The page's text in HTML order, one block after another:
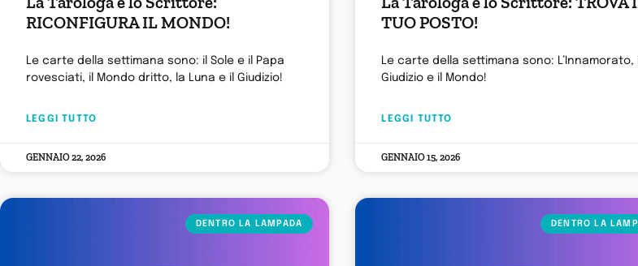
RICONFIGURA IL MONDO!
Le carte della settimana sono: il Sole e il Papa
rovesciati, il Mondo dritto, la Luna e il Giudizio!
LEGGI TUTTO
GENNAIO 22, 2026
TUO POSTO!
Le carte della settimana sono: L’Innamorato,
Giudizio e il Mondo!
LEGGI TUTTO
GENNAIO 15, 2026
DENTRO LA LAMPADA DENTRO LA